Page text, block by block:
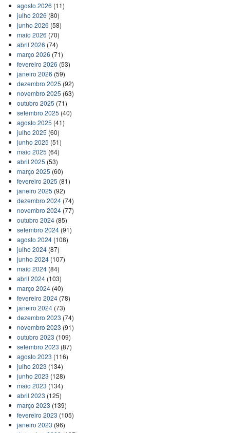
agosto 2026 (11)
julho 2026 (80)
junho 2026 (58)
maio 2026 (70)
abril 2026 (74)
março 2026 (71)
fevereiro 2026 (53)
janeiro 2026 (59)
dezembro 2025 (92)
novembro 2025 (63)
outubro 2025 (71)
setembro 2025 (40)
agosto 2025 (41)
julho 2025 (60)
junho 2025 (51)
maio 2025 (64)
abril 2025 (53)
março 2025 (60)
fevereiro 2025 (81)
janeiro 2025 (92)
dezembro 2024(74)
novembro 2024(77)
outubro 2024(85)
setembro 2024(91)
agosto 2024(108)
julho 2024(87)
junho 2024(107)
maio 2024(84)
abril 2024(103)
março 2024(40)
fevereiro 2024(78)
janeiro 2024(73)
dezembro 2023 (74)
novembro 2023 (91)
outubro 2023 (109)
setembro 2023 (87)
agosto 2023 (116)
julho 2023 (134)
junho 2023 (128)
maio 2023 (134)
abril 2023 (125)
março 2023 (139)
fevereiro 2023 (105)
janeiro 2023 (96)